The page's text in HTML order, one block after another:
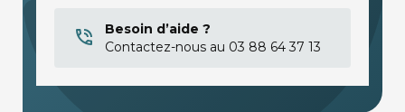
Besoin d’aide ?
Contactez-nous au 03 88 64 37 13